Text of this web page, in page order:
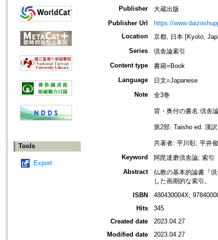
Tools
Export
Publisher
大蔵出版
Publisher Url
https://
Location
京都, 日本 [Kyoto,
Series
倶舎論索引
Content type
書籍=Book
Language
日文=Japanese
Note
全3巻
背・奥付の書名:倶舎
第2部: Taisho ed. 漢
共著者: 平川彰, 平井
Keyword
阿毘達磨倶舎論; 索引
Abstract
仏教の基本的論書『
した画期的な索引。
ISBN
480430004X;
Hits
345
Created date
2023.04.27
Modified date
2023.04.27